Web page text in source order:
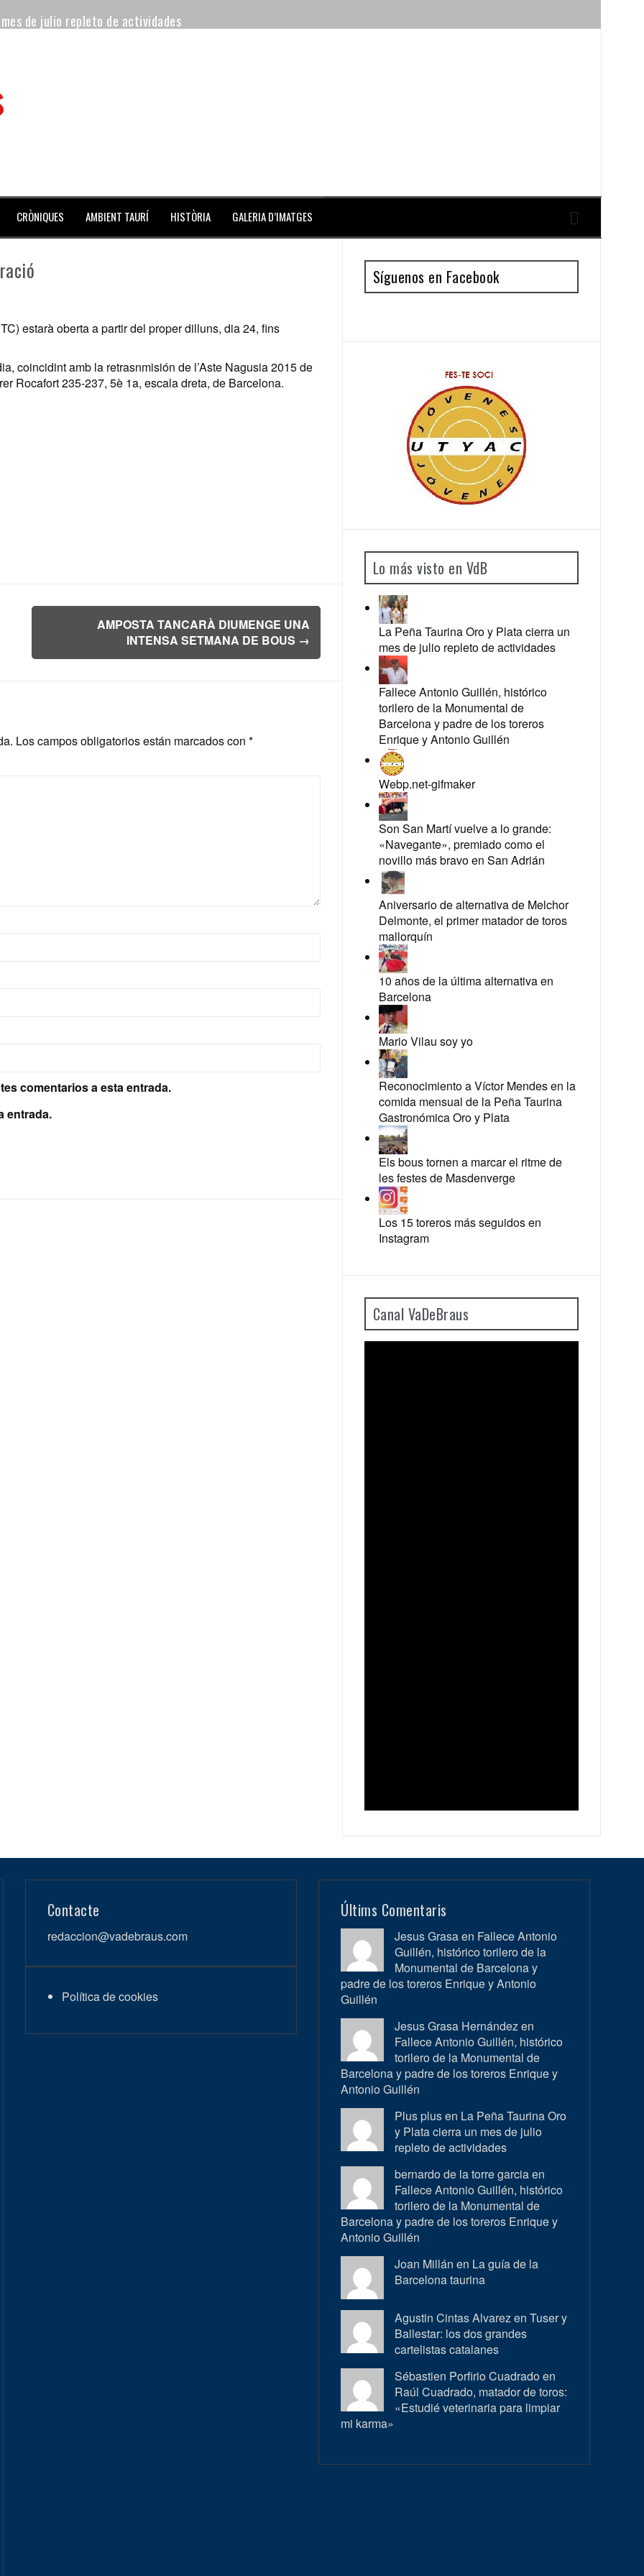
de julio repleto de actividades
premiado como el novillo más bravo en San Adrián
del jueves
CRÒNIQUES AMBIENT TAURÍ HISTÒRIA GALERIA D’IMATGES
estarà oberta a partir del proper dilluns, dia 24, fins
coincidint amb la retrasnmisión de l’Aste Nagusia 2015 de
Rocafort 235-237, 5è 1a, escala dreta, de Barcelona.
AMPOSTA TANCARÀ DIUMENGE UNA
INTENSA SETMANA DE BOUS →
Los campos obligatorios están marcados con *
comentarios a esta entrada.
entrada.
Síguenos en Facebook
Lo más visto en VdB
La Peña Taurina Oro y Plata cierra un
mes de julio repleto de actividades
Fallece Antonio Guillén, histórico
torilero de la Monumental de
Barcelona y padre de los toreros
Enrique y Antonio Guillén
Webp.net-gifmaker
Son San Martí vuelve a lo grande:
«Navegante», premiado como el
novillo más bravo en San Adrián
Aniversario de alternativa de Melchor
Delmonte, el primer matador de toros
mallorquín
10 años de la última alternativa en
Barcelona
Mario Vilau soy yo
Reconocimiento a Víctor Mendes en la
comida mensual de la Peña Taurina
Gastronómica Oro y Plata
Els bous tornen a marcar el ritme de
les festes de Masdenverge
Los 15 toreros más seguidos en
Instagram
Canal VaDeBraus
Contacte
redaccion@vadebraus.com
Política de cookies
Últims Comentaris
Jesus Grasa en Fallece Antonio
Guillén, histórico torilero de la
Monumental de Barcelona y
padre de los toreros Enrique y Antonio
Guillén
Jesus Grasa Hernández en
Fallece Antonio Guillén, histórico
torilero de la Monumental de
Barcelona y padre de los toreros Enrique y
Antonio Guillén
Plus plus en La Peña Taurina Oro
y Plata cierra un mes de julio
repleto de actividades
bernardo de la torre garcia en
Fallece Antonio Guillén, histórico
torilero de la Monumental de
Barcelona y padre de los toreros Enrique y
Antonio Guillén
Joan Millán en La guía de la
Barcelona taurina
Agustin Cintas Alvarez enTuser y
Ballestar: los dos grandes
cartelistas catalanes
Sébastien Porfirio Cuadrado en
Raúl Cuadrado, matador de toros:
«Estudié veterinaria para limpiar
mi karma»